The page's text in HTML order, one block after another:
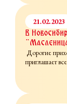
21.02.2023
В
Дорогие
приглашает